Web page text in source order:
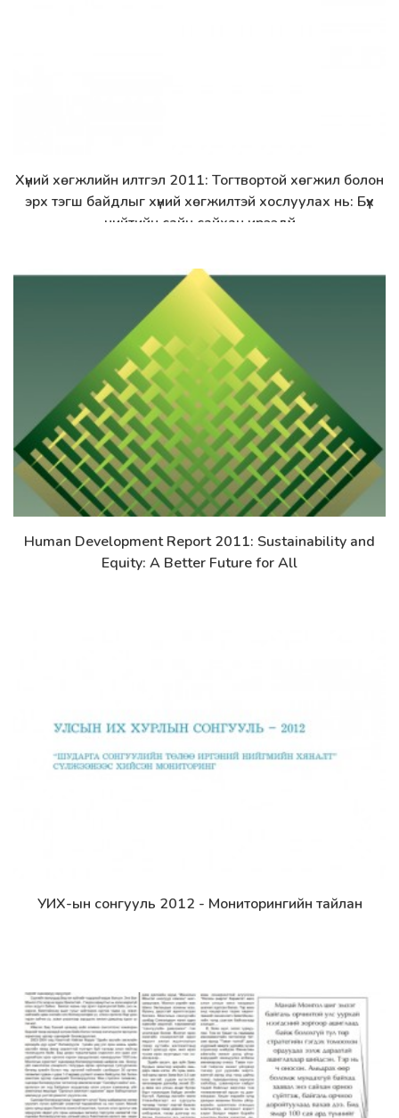
Дэлгэрэнгүй
Хүний хөгжлийн илтгэл 2011: Тогтвортой хөгжил болон
эрх тэгш байдлыг хүний хөгжилтэй хослуулах нь: Бүх
нийтийн сайн сайхан ирээдүй
Дэлгэрэнгүй
Human Development Report 2011: Sustainability and
Equity: A Better Future for All
Дэлгэрэнгүй
УИХ-ын сонгууль 2012 - Мониторингийн тайлан